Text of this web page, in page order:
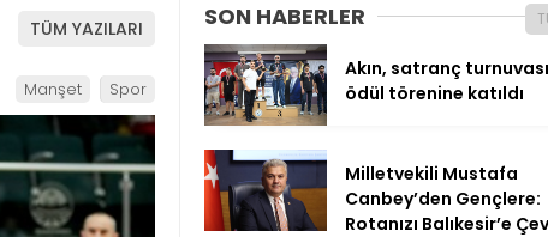
TÜM YAZILARI
Manşet Spor
SON HABERLER
Akın, satranç turnuvası
ödül törenine katıldı
Milletvekili Mustafa
Canbey’den Gençlere:
Rotanızı Balıkesir’e